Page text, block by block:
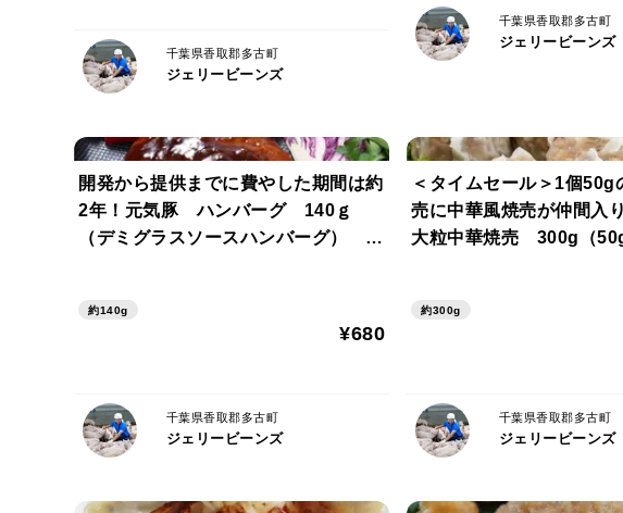
千葉県香取郡多古町
ジェリービーンズ
千葉県香取郡多古町
ジェリービーンズ
開発から提供までに費やした期間は約
2年！元気豚 ハンバーグ 140ｇ
（デミグラスソースハンバーグ）
約140g
¥680
千葉県香取郡多古町
ジェリービーンズ
＜タイムセール＞1個50g
売に中華風焼売が仲間入
大粒中華焼売 300g（
約300g
千葉県香取郡多古町
ジェリービーンズ